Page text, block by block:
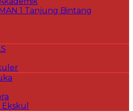
1 Tanjung Bintang